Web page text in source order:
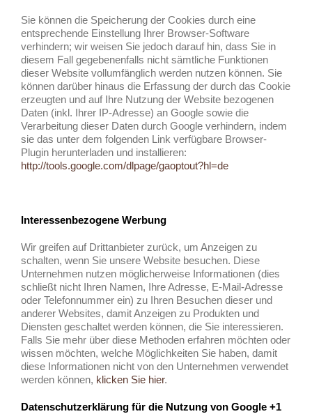
Sie können die Speicherung der Cookies durch eine
entsprechende Einstellung Ihrer Browser-Software
verhindern; wir weisen Sie jedoch darauf hin, dass Sie in
diesem Fall gegebenenfalls nicht sämtliche Funktionen
dieser Website vollumfänglich werden nutzen können. Sie
können darüber hinaus die Erfassung der durch das Cookie
erzeugten und auf Ihre Nutzung der Website bezogenen
Daten (inkl. Ihrer IP-Adresse) an Google sowie die
Verarbeitung dieser Daten durch Google verhindern, indem
sie das unter dem folgenden Link verfügbare Browser-
Plugin herunterladen und installieren:
http://tools.google.com/dlpage/gaoptout?hl=de
Interessenbezogene Werbung
Wir greifen auf Drittanbieter zurück, um Anzeigen zu
schalten, wenn Sie unsere Website besuchen. Diese
Unternehmen nutzen möglicherweise Informationen (dies
schließt nicht Ihren Namen, Ihre Adresse, E-Mail-Adresse
oder Telefonnummer ein) zu Ihren Besuchen dieser und
anderer Websites, damit Anzeigen zu Produkten und
Diensten geschaltet werden können, die Sie interessieren.
Falls Sie mehr über diese Methoden erfahren möchten oder
wissen möchten, welche Möglichkeiten Sie haben, damit
diese Informationen nicht von den Unternehmen verwendet
werden können, klicken Sie hier.
Datenschutzerklärung für die Nutzung von Google +1